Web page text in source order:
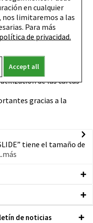
(Estuche de aluminio:
4 con relieve y una
al RFID
de las cartas
gracias a la
tiene el tamaño de
más
de noticias
en cualquier
nos limitaremos a las
Para más
política de privacidad.
Accept all